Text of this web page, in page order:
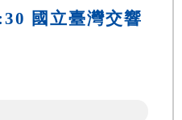
國立臺灣交響